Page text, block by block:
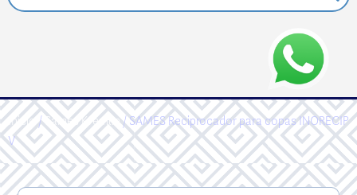
Inicio/Sames Kremlin/ SAMES Reciprocador para copas INORECIP
V